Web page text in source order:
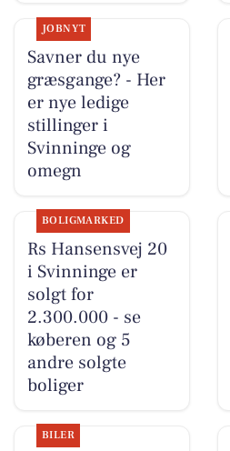
JOBNYT
Savner du nye
græsgange? - Her
er nye ledige
stillinger i
Svinninge og
omegn
BOLIGMARKED
Rs Hansensvej 20
i Svinninge er
solgt for
2.300.000 - se
køberen og 5
andre solgte
boliger
BILER